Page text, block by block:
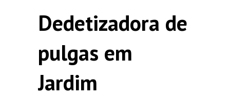
Dedetizadora de
pulgas em
Jardim